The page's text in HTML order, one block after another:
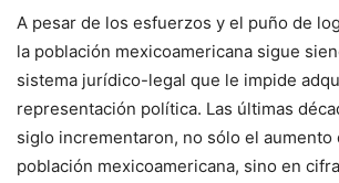
A pesar de los esfuerzos y el puño de
la población mexicoamericana sigue
sistema jurídico-legal que le impide
representación política. Las últimas
siglo incrementaron, no sólo el aumento
población mexicoamericana, sino en